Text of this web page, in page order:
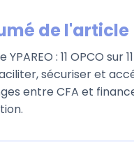
de l'article
YPAREO : 11 OPCO sur
sécuriser et
entre CFA et